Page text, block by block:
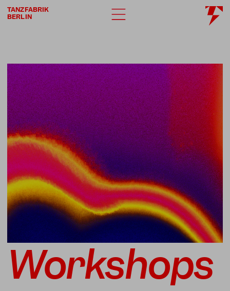
TANZFABRIK
BERLIN
Workshops